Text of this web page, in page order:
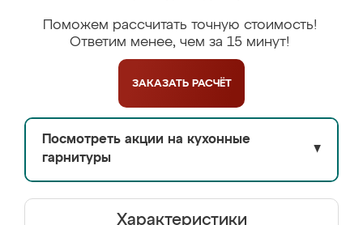
Поможем рассчитать точную стоимость!
Ответим менее, чем за 15 минут!
ЗАКАЗАТЬ РАСЧЁТ
Посмотреть акции на кухонные
гарнитуры
▼
Характеристики